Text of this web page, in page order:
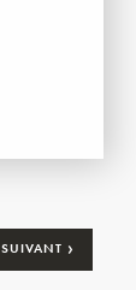
SUIVANT ›